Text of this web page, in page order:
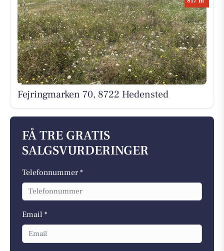
Fejringmarken 70, 8722 Hedensted
FÅ TRE GRATIS
SALGSVURDERINGER
Telefonnummer *
Email *